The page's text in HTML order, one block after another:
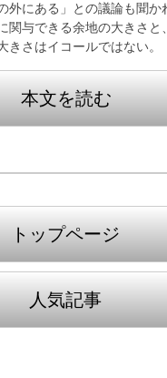
外にある」との議論も聞か
関与できる余地の大きさと
きさはイコールではない。
本文を読む
トップページ
人気記事